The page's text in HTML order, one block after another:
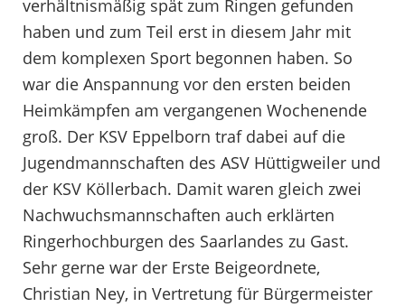
verhältnismäßig spät zum Ringen gefunden
haben und zum Teil erst in diesem Jahr mit
dem komplexen Sport begonnen haben. So
war die Anspannung vor den ersten beiden
Heimkämpfen am vergangenen Wochenende
groß. Der KSV Eppelborn traf dabei auf die
Jugendmannschaften des ASV Hüttigweiler und
der KSV Köllerbach. Damit waren gleich zwei
Nachwuchsmannschaften auch erklärten
Ringerhochburgen des Saarlandes zu Gast.
Sehr gerne war der Erste Beigeordnete,
Christian Ney, in Vertretung für Bürgermeister